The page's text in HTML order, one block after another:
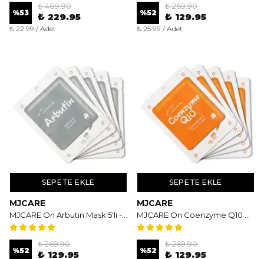
%53
₺ 489.90
₺ 229.95
₺ 22.99 / Adet
%52
₺ 269.90
₺ 129.95
₺ 25.99 / Adet
SEPETE EKLE
MJCARE
%52
₺ 269.90
₺ 129.95
SEPETE EKLE
MJCARE
%52
₺ 269.90
₺ 129.95